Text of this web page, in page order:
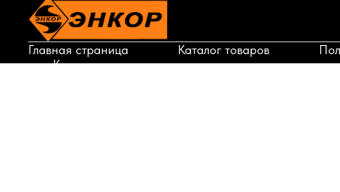
Главная страница Каталог товаров
Корзина